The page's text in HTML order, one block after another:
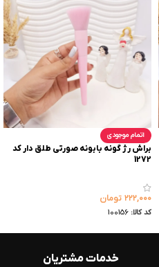
اتمام موجودی
براش رژ گونه بابونه صورتی طلق دار کد
1272
۲۲۲,۰۰۰ تومان
کد کالا: 100156
خدمات مشتریان